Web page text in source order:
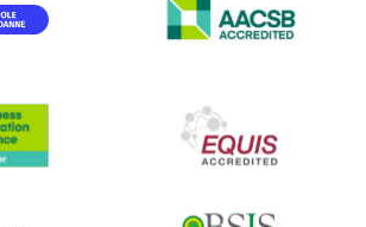
IMAGE